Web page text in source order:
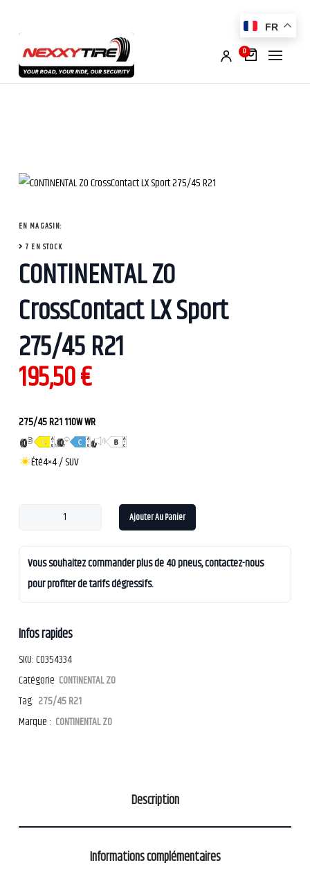
0
EN MAGASIN:
7 EN STOCK
CONTINENTAL ZO
CrossContact LX Sport
275/45 R21
195,50€
275/45 R21 110W WR
Été4×4 / SUV
Ajouter Au Panier
Vous souhaitez commander plus de 40 pneus, contactez-nous
pour profiter de tarifs dégressifs.
Infos rapides
SKU:CO354334
Catégorie CONTINENTAL ZO
Tag: 275/45 R21
Marque : CONTINENTAL ZO
Description
Informations complémentaires
FR